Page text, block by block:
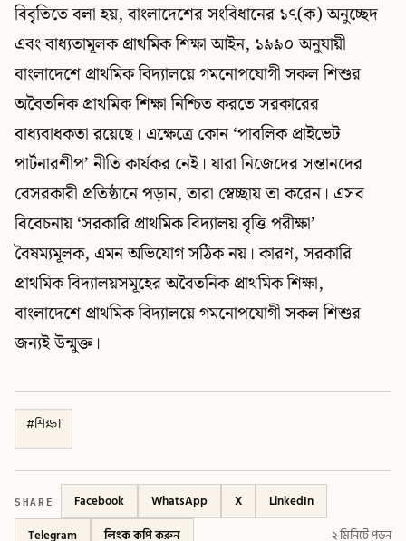
বিবৃতিতে বলা হয়, বাংলাদেশের সংবিধানের ১৭(ক) অনুচ্ছেদ
এবং বাধ্যতামূলক প্রাথমিক শিক্ষা আইন, ১৯৯০ অনুযায়ী
বাংলাদেশে প্রাথমিক বিদ্যালয়ে গমনোপযোগী সকল শিশুর
অবৈতনিক প্রাথমিক শিক্ষা নিশ্চিত করতে সরকারের
বাধ্যবাধকতা রয়েছে। এক্ষেত্রে কোন ‘পাবলিক প্রাইভেট
পার্টনারশীপ’ নীতি কার্যকর নেই। যারা নিজেদের সন্তানদের
বেসরকারী প্রতিষ্ঠানে পড়ান, তারা স্বেচ্ছায় তা করেন। এসব
বিবেচনায় ‘সরকারি প্রাথমিক বিদ্যালয় বৃত্তি পরীক্ষা’
বৈষম্যমূলক, এমন অভিযোগ সঠিক নয়। কারণ, সরকারি
প্রাথমিক বিদ্যালয়সমূহের অবৈতনিক প্রাথমিক শিক্ষা,
বাংলাদেশে প্রাথমিক বিদ্যালয়ে গমনোপযোগী সকল শিশুর
জন্যই উন্মুক্ত।
#শিক্ষা
SHARE Facebook WhatsApp X
LinkedIn
Telegram
লিংক কপি করুন ২ মিনিটে পড়ুন